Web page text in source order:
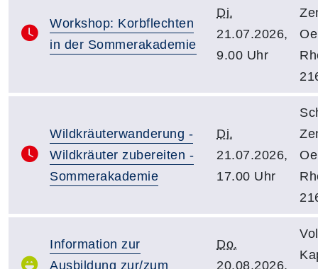
Workshop: Korbflechten
in der Sommerakademie
Di.
21.07.2026,
9.00 Uhr
Wildkräuterwanderung -
Wildkräuter zubereiten -
Sommerakademie
Di.
21.07.2026,
17.00 Uhr
Information zur
Ausbildung zur/zum
Do.
20.08.2026,